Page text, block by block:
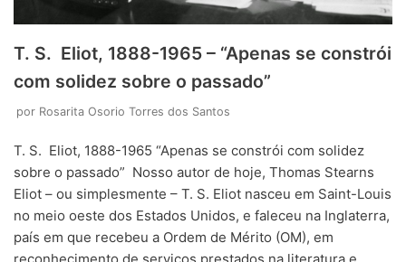
T. S. Eliot, 1888-1965 – “Apenas se constrói
com solidez sobre o passado”
por Rosarita Osorio Torres dos Santos
T. S. Eliot, 1888-1965 “Apenas se constrói com solidez
sobre o passado” Nosso autor de hoje, Thomas Stearns
Eliot – ou simplesmente – T. S. Eliot nasceu em Saint-Louis
no meio oeste dos Estados Unidos, e faleceu na Inglaterra,
país em que recebeu a Ordem de Mérito (OM), em
reconhecimento de serviços prestados na literatura e